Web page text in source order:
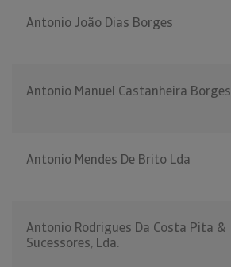
Antonio João Dias Borges
Antonio Manuel Castanheira Borges
Antonio Mendes De Brito Lda
Antonio Rodrigues Da Costa Pita &
Sucessores, Lda.